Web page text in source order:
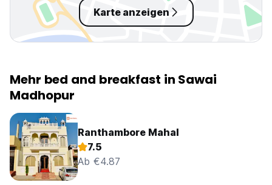
Karte anzeigen
Mehr bed and breakfast in Sawai
Madhopur
Ranthambore Mahal
7.5
Ab €4.87